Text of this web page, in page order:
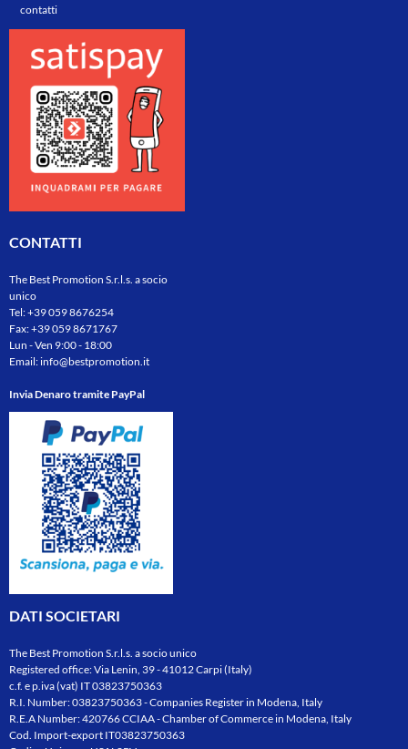
contatti
CONTATTI
The Best Promotion S.r.l.s. a socio
unico
Tel:+39 059 8676254
Fax: +39 059 8671767
Lun - Ven 9:00 - 18:00
Email:info@bestpromotion.it
Invia Denaro tramite PayPal
DATI SOCIETARI
The Best Promotion S.r.l.s. a socio unico
Registered office: Via Lenin, 39 - 41012 Carpi (Italy)
c.f. e p.iva (vat) IT 03823750363
R.I. Number: 03823750363 - Companies Register in Modena, Italy
R.E.A Number: 420766 CCIAA - Chamber of Commerce in Modena, Italy
Cod. Import-export IT03823750363